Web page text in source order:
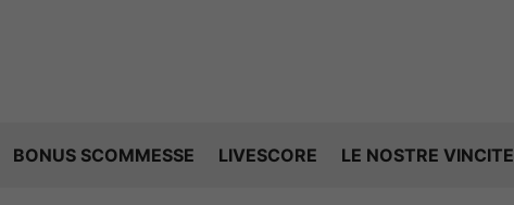
BONUS SCOMMESSE LIVESCORE LE NOSTRE VINCITE